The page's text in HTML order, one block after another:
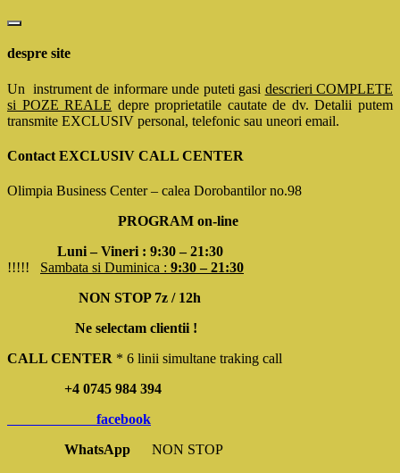
despre site
Un instrument de informare unde puteti gasi descrieri COMPLETE
si POZE REALE depre proprietatile cautate de dv. Detalii putem
transmite EXCLUSIV personal, telefonic sau uneori email.
Contact EXCLUSIV CALL CENTER
Olimpia Business Center – calea Dorobantilor no.98
PROGRAM on-line
Luni – Vineri : 9:30 – 21:30
!!!!! Sambata si Duminica : 9:30 – 21:30
NON STOP 7z / 12h
Ne selectam clientii !
CALL CENTER * 6 linii simultane traking call
+4 0745 984 394
facebook
WhatsApp
NON STOP